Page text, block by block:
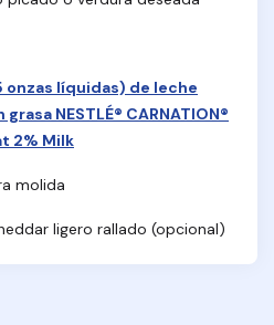
onzas líquidas) de leche
NESTLÉ® CARNATION®
2% Milk
molida
ligero rallado (opcional)